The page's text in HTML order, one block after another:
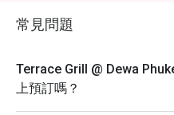
常見問題
Terrace Grill @ Dewa
上預訂嗎？